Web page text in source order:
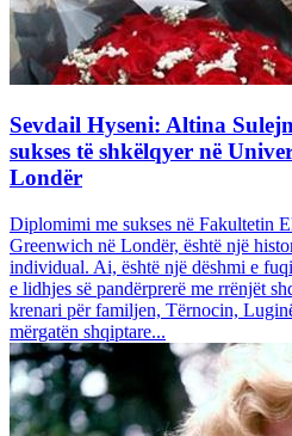
Sevdail Hyseni: Altina
sukses të shkëlqyer në
Londër
Diplomimi me sukses në Fakultetin
Greenwich në Londër, është një
individual. Ai, është një dëshmi e
e lidhjes së pandërprerë me rrënjët
krenari për familjen, Tërnocin,
mërgatën shqiptare...